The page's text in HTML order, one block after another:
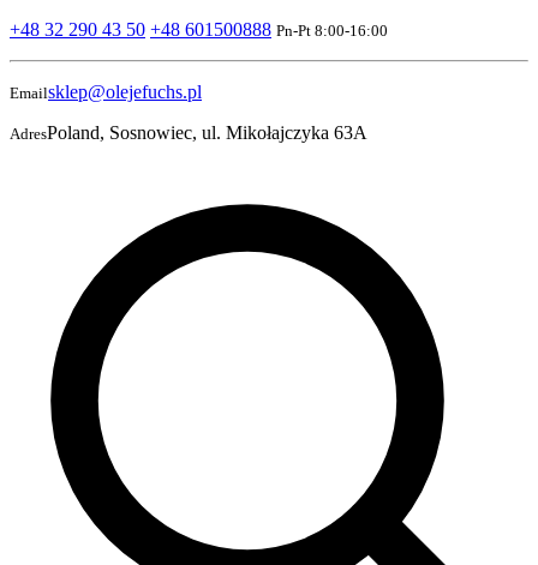
+48 32 290 43 50 +48 601500888 Pn-Pt 8:00-16:00
Emailsklep@olejefuchs.pl
AdresPoland, Sosnowiec, ul. Mikołajczyka 63A